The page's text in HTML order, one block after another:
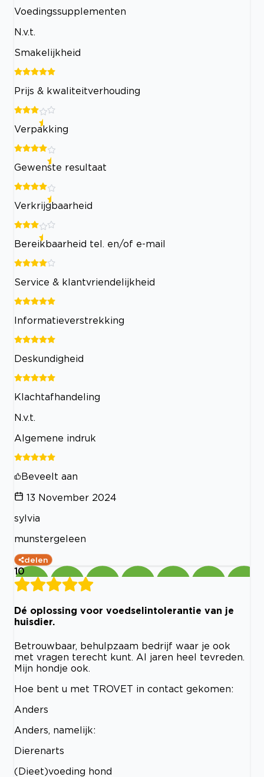
Voedingssupplementen
N.v.t.
Smakelijkheid
Prijs & kwaliteitverhouding
Verpakking
Gewenste resultaat
Verkrijgbaarheid
Bereikbaarheid tel. en/of e-mail
Service & klantvriendelijkheid
Informatieverstrekking
Deskundigheid
Klachtafhandeling
N.v.t.
Algemene indruk
Beveelt aan
13 November 2024
sylvia
munstergeleen
delen
10
Dé oplossing voor voedselintolerantie van je
huisdier.
Betrouwbaar, behulpzaam bedrijf waar je ook
met vragen terecht kunt. Al jaren heel tevreden.
Mijn hondje ook.
Hoe bent u met TROVET in contact gekomen:
Anders
Anders, namelijk:
Dierenarts
(Dieet)voeding hond